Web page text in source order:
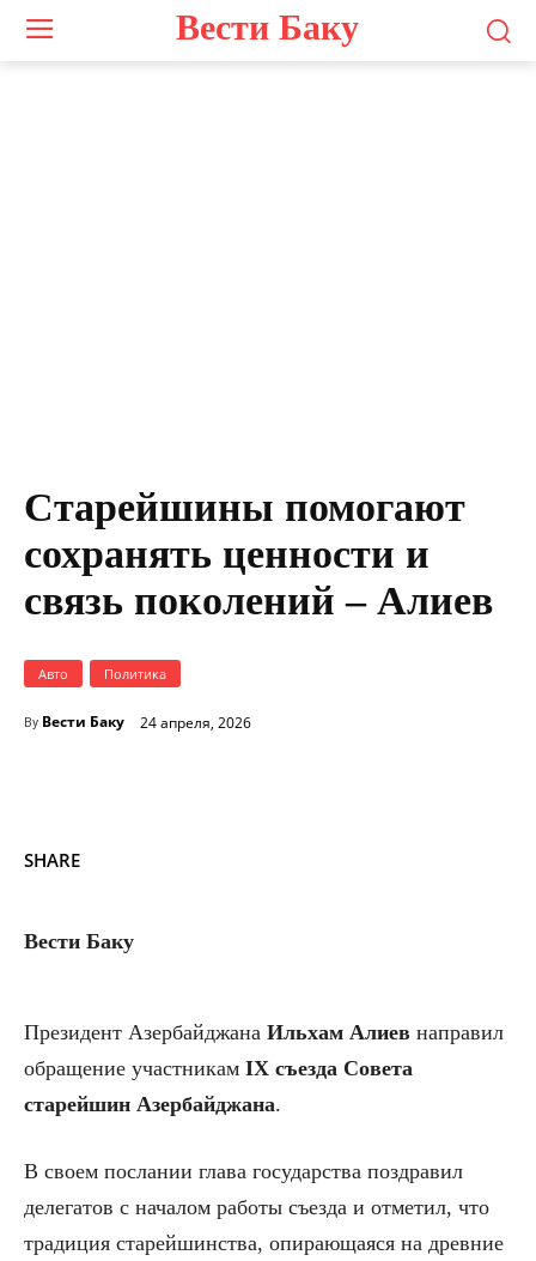
Вести Баку
Старейшины помогают
сохранять ценности и
связь поколений – Алиев
Авто Политика
By Вести Баку 24 апреля, 2026
SHARE
Вести Баку
Президент Азербайджана Ильхам Алиев направил
обращение участникам IX съезда Совета
старейшин Азербайджана.
В своем послании глава государства поздравил
делегатов с началом работы съезда и отметил, что
традиция старейшинства, опирающаяся на древние